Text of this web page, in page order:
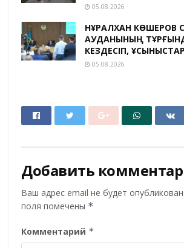
05.08.2026
НҰРАЛХАН КӨШЕРОВ
АУДАНЫНЫҢ
КЕЗДЕСІП,
05.08.2026
Добавить
Ваш адрес email не будет опубликован.
поля помечены *
Комментарий *